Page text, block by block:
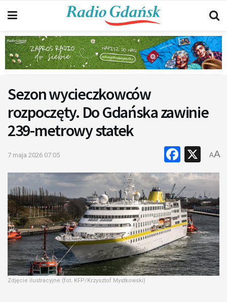
Sezon wycieczkowców
rozpoczęty. Do Gdańska zawinie
239-metrowy statek
7 maja 2026 07:05 X
AA
Zdjęcie ilustracyjne (fot. KFP/Krzysztof Mystkowski)